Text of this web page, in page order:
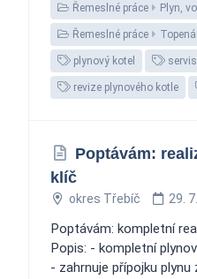
Řemeslné práce Plyn,
Řemeslné práce
plynový kotel
revize plynového kotle
Poptávám:
klíč
okres Třebíč 29.
Poptávám: kompletní
Popis: - kompletní
- zahrnuje přípojku